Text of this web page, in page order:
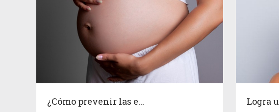
¿Cómo prevenir las e... Logra